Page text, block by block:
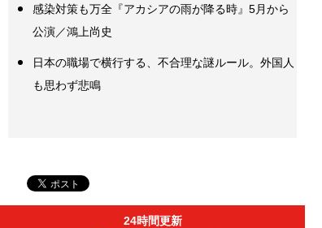
感染対策も万全『アカシアの雨が降る時』5月から
公演／鴻上尚史
日本の職場で横行する、不合理な謎ルール。外国人
も思わず悲鳴
24時間更新